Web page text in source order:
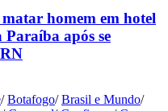
matar homem em hotel
Paraíba após se
/ Botafogo/ Brasil e Mundo/